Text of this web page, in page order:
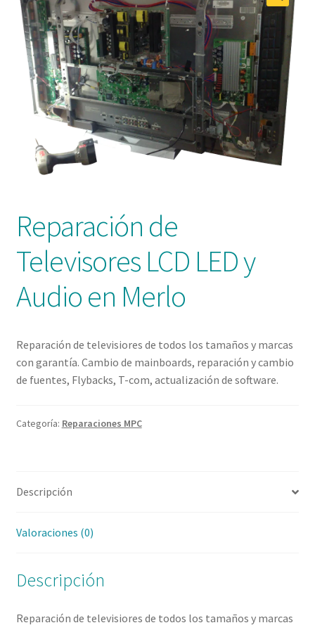
Reparación de
Televisores LCD LED y
Audio en Merlo
Reparación de televisiores de todos los tamaños y marcas
con garantía. Cambio de mainboards, reparación y cambio
de fuentes, Flybacks, T-com, actualización de software.
Categoría: Reparaciones MPC
Descripción
Valoraciones (0)
Descripción
Reparación de televisiores de todos los tamaños y marcas